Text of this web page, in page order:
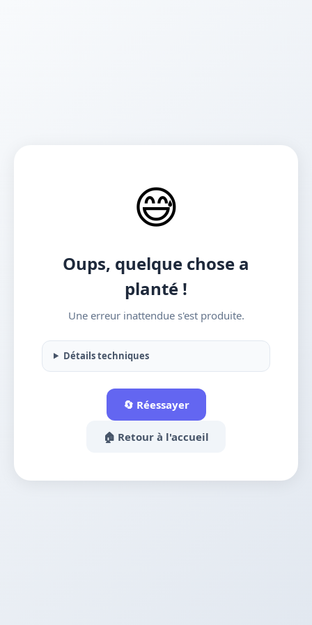
😅
Oups, quelque chose a
planté !
Une erreur inattendue s'est produite.
Détails techniques
🔄 Réessayer
🏠 Retour à l'accueil